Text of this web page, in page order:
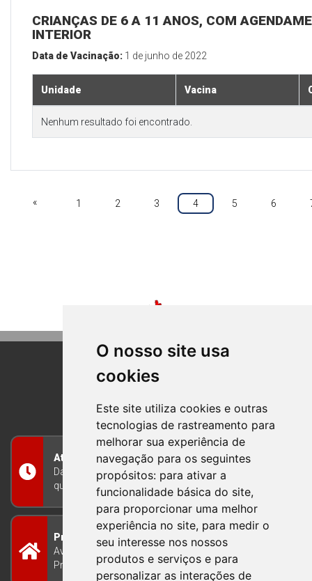
O nosso site usa
cookies
Este site utiliza cookies e outras
tecnologias de rastreamento para
melhorar sua experiência de
navegação para os seguintes
propósitos: para ativar a
funcionalidade básica do site,
para proporcionar uma melhor
experiência no site, para medir o
seu interesse nos nossos
produtos e serviços e para
personalizar as interações de
CRIANÇAS DE 6 A 11 ANOS, COM
INTERIOR
Data de Vacinação: 1 de junho de 2022
Unidade Vacina
Nenhum resultado foi encontrado.
« 1 2 3 4 5 6
BOM PRINCIPIO
RIO GRANDE DO SUL
Atendimento
Das 8h às 12h e das 13h às 17h30, de segunda a
quinta-feira, e nas sextas-feiras das 7h às 13h
Prefeitura Municipal
Avenida Guilherme Winter 65 - Centro Bom
Princípio/RS - Brasil CEP 95765-000